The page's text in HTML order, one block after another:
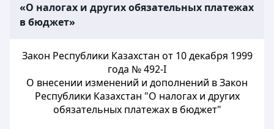
«О налогах и других обязательных платежах
в бюджет»
Закон Республики Казахстан от 10 декабря 1999
года № 492-I
О внесении изменений и дополнений в Закон
Республики Казахстан "О налогах и других
обязательных платежах в бюджет"